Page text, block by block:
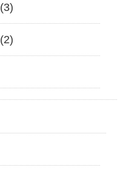
(3)
(2)